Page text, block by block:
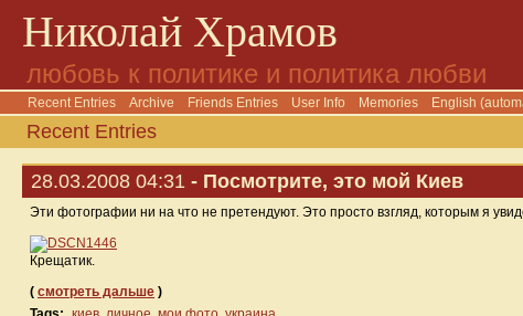
Николай Храмов
любовь к политике и политика любви
Recent Entries Archive Friends Entries User Info Memories English
Recent Entries
28.03.2008 04:31 - Посмотрите, это мой Киев
Эти фотографии ни на что не претендуют. Это просто взгляд, которым я
Крещатик.
( смотреть дальше )